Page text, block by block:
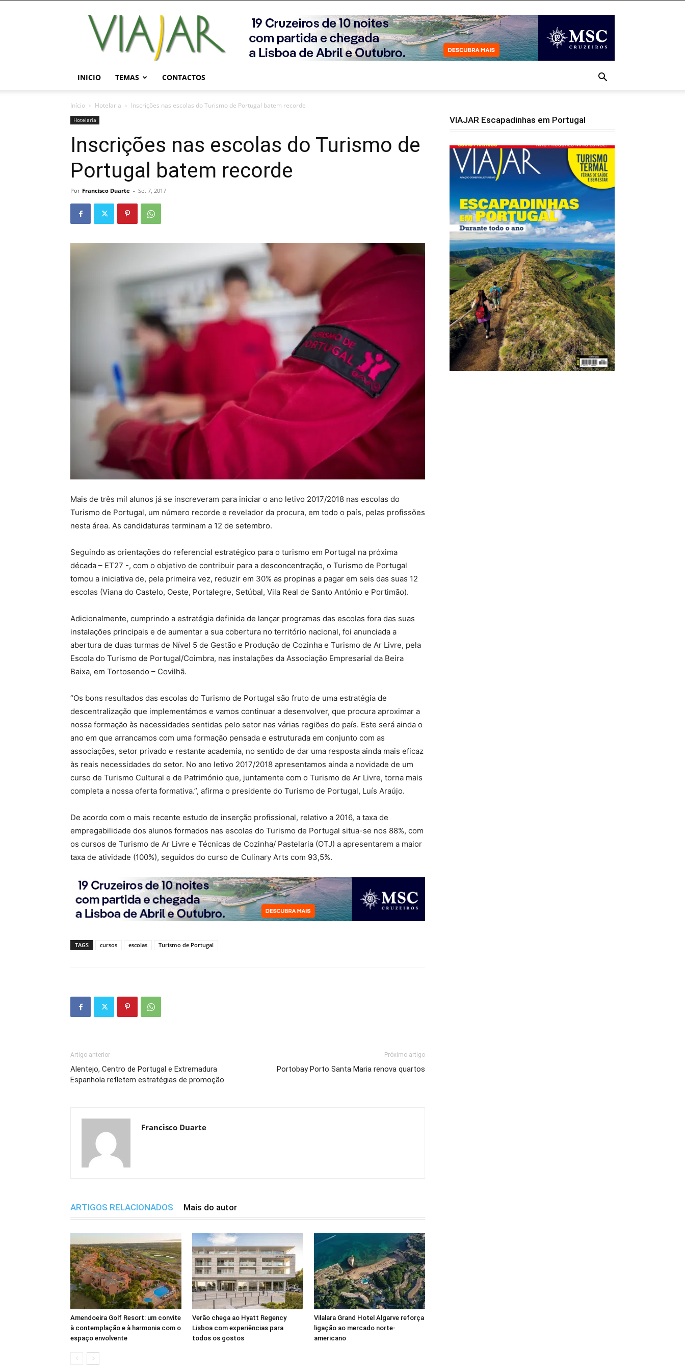
Viajar
Magazine
Online
INICIO TEMAS CONTACTOS
Início Hotelaria Inscrições nas escolas do Turismo de Portugal batem recorde
Hotelaria
Inscrições nas escolas do Turismo de
Portugal batem recorde
Por Francisco Duarte - Set 7, 2017
Mais de três mil alunos já se inscreveram para iniciar o ano letivo 2017/2018 nas escolas do
Turismo de Portugal, um número recorde e revelador da procura, em todo o país, pelas profissões
nesta área. As candidaturas terminam a 12 de setembro.
Seguindo as orientações do referencial estratégico para o turismo em Portugal na próxima
década – ET27 -, com o objetivo de contribuir para a desconcentração, o Turismo de Portugal
tomou a iniciativa de, pela primeira vez, reduzir em 30% as propinas a pagar em seis das suas 12
escolas (Viana do Castelo, Oeste, Portalegre, Setúbal, Vila Real de Santo António e Portimão).
Adicionalmente, cumprindo a estratégia definida de lançar programas das escolas fora das suas
instalações principais e de aumentar a sua cobertura no território nacional, foi anunciada a
abertura de duas turmas de Nível 5 de Gestão e Produção de Cozinha e Turismo de Ar Livre, pela
Escola do Turismo de Portugal/Coimbra, nas instalações da Associação Empresarial da Beira
Baixa, em Tortosendo – Covilhã.
“Os bons resultados das escolas do Turismo de Portugal são fruto de uma estratégia de
descentralização que implementámos e vamos continuar a desenvolver, que procura aproximar a
nossa formação às necessidades sentidas pelo setor nas várias regiões do país. Este será ainda o
ano em que arrancamos com uma formação pensada e estruturada em conjunto com as
associações, setor privado e restante academia, no sentido de dar uma resposta ainda mais eficaz
às reais necessidades do setor. No ano letivo 2017/2018 apresentamos ainda a novidade de um
curso de Turismo Cultural e de Património que, juntamente com o Turismo de Ar Livre, torna mais
completa a nossa oferta formativa.”, afirma o presidente do Turismo de Portugal, Luís Araújo.
De acordo com o mais recente estudo de inserção profissional, relativo a 2016, a taxa de
empregabilidade dos alunos formados nas escolas do Turismo de Portugal situa-se nos 88%, com
os cursos de Turismo de Ar Livre e Técnicas de Cozinha/ Pastelaria (OTJ) a apresentarem a maior
taxa de atividade (100%), seguidos do curso de Culinary Arts com 93,5%.
TAGS cursos escolas Turismo de Portugal
Artigo anterior
Alentejo, Centro de Portugal e Extremadura
Espanhola refletem estratégias de promoção
Próximo artigo
Portobay Porto Santa Maria renova quartos
Francisco Duarte
ARTIGOS RELACIONADOS Mais do autor
Amendoeira Golf Resort: um convite
à contemplação e à harmonia com o
espaço envolvente
Verão chega ao Hyatt Regency
Lisboa com experiências para
todos os gostos
Vilalara Grand Hotel Algarve reforça
ligação ao mercado norte-
americano
VIAJAR Escapadinhas em Portugal